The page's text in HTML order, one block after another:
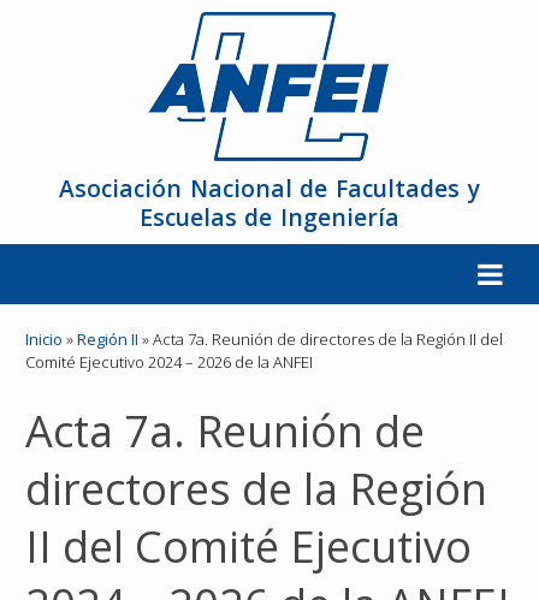
Asociación Nacional de Facultades y
Escuelas de Ingeniería
La ANFEI
Inicio »Región II »Acta 7a. Reunión de directores de la Región II del
Comité Ejecutivo 2024 – 2026 de la ANFEI
Acta 7a. Reunión de
directores de la Región
II del Comité Ejecutivo